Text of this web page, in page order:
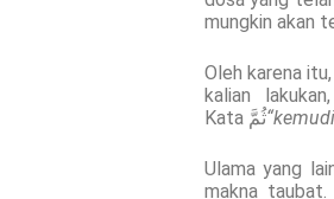
mungkin akan
Oleh karena
kalian
Kata ثُمَّ“
Ulama yang
makna